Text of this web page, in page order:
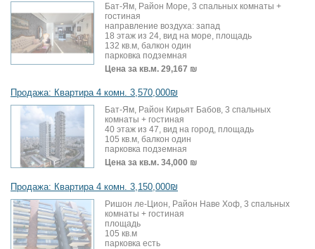
Бат-Ям, Район Море, 3 спальных комнаты +
гостиная
направление воздуха: запад
18 этаж из 24, вид на море, площадь
132 кв.м, балкон один
парковка подземная
Цена за кв.м. 29,167 ₪
Продажа: Квартира 4 комн. 3,570,000₪
Бат-Ям, Район Кирьят Бабов, 3 спальных
комнаты + гостиная
40 этаж из 47, вид на город, площадь
105 кв.м, балкон один
парковка подземная
Цена за кв.м. 34,000 ₪
Продажа: Квартира 4 комн. 3,150,000₪
Ришон ле-Цион, Район Наве Хоф, 3 спальных
комнаты + гостиная
площадь
105 кв.м
парковка есть